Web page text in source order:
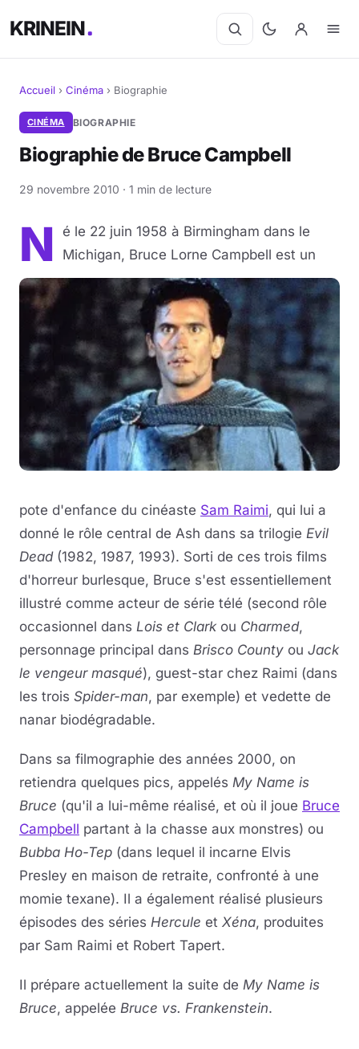
KRINEIN
Cinéma
Séries
Manga
BD
Livres
Jeux vidéo
Jeux de société
Musique
Sortir
Sciences & Tech
Forum
Accueil › Cinéma › Biographie
CINÉMA BIOGRAPHIE
Biographie de Bruce Campbell
29 novembre 2010 · 1 min de lecture
N
é le 22 juin 1958 à Birmingham dans le
Michigan, Bruce Lorne Campbell est un
pote d'enfance du cinéaste Sam Raimi, qui lui a
donné le rôle central de Ash dans sa trilogie Evil
Dead (1982, 1987, 1993). Sorti de ces trois films
d'horreur burlesque, Bruce s'est essentiellement
illustré comme acteur de série télé (second rôle
occasionnel dans Lois et Clark ou Charmed,
personnage principal dans Brisco County ou Jack
le vengeur masqué), guest-star chez Raimi (dans
les trois Spider-man, par exemple) et vedette de
nanar biodégradable.
Dans sa filmographie des années 2000, on
retiendra quelques pics, appelés My Name is
Bruce (qu'il a lui-même réalisé, et où il joue Bruce
Campbell partant à la chasse aux monstres) ou
Bubba Ho-Tep (dans lequel il incarne Elvis
Presley en maison de retraite, confronté à une
momie texane). Il a également réalisé plusieurs
épisodes des séries Hercule et Xéna, produites
par Sam Raimi et Robert Tapert.
Il prépare actuellement la suite de My Name is
Bruce, appelée Bruce vs. Frankenstein.